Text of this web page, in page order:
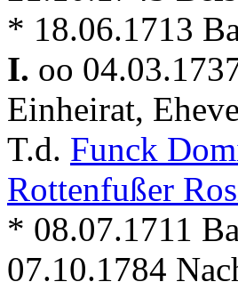
* 18.06.1713
I. oo
Einheirat,
T.d. Funck
Rottenfußer
* 08.07.1711
07.10.1784